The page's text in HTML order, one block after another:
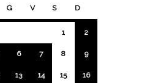
G V S D
1 2
6 7 8 9
13 14 15 16